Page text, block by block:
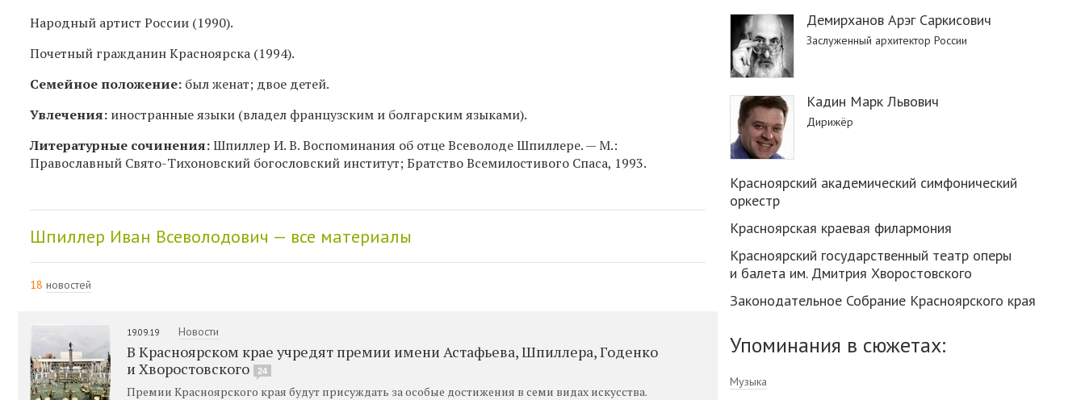
Народный артист России (1990).
Почетный гражданин Красноярска (1994).
Семейное положение: был женат; двое детей.
Увлечения: иностранные языки (владел французским и болгарским языками).
Литературные сочинения: Шпиллер И. В. Воспоминания об отце Всеволоде Шпиллере. — М.:
Православный Свято-Тихоновский богословский институт; Братство Всемилостивого Спаса, 1993.
Шпиллер Иван Всеволодович — все материалы
18 новостей
19.09.19 Новости
В Красноярском крае учредят премии имени Астафьева, Шпиллера, Годенко
и Хворостовского
24
Премии Красноярского края будут присуждать за особые достижения в семи видах искусства.
Демирханов Арэг Саркисович
Заслуженный архитектор России
Кадин Марк Львович
Дирижёр
Красноярский академический симфонический
оркестр
Красноярская краевая филармония
Красноярский государственный театр оперы
и балета им. Дмитрия Хворостовского
Законодательное Собрание Красноярского края
Упоминания в сюжетах:
Музыка